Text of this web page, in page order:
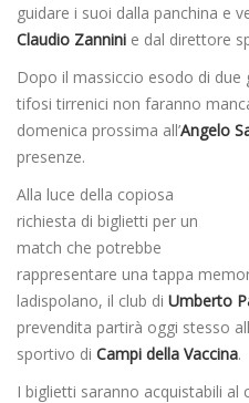
guidare i suoi dalla panchina e
Claudio Zannini e dal direttore
Dopo il massiccio esodo di due
tifosi tirrenici non faranno
domenica prossima all’Angelo
presenze.
Alla luce della copiosa
richiesta di biglietti per un
match che potrebbe
rappresentare una tappa
ladispolano, il club di Umberto
prevendita partirà oggi stesso
sportivo di Campi della Vaccina.
I biglietti saranno acquistabili al